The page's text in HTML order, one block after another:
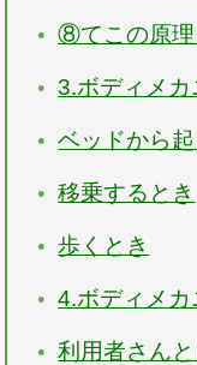
⑧てこの原理
3.ボディメ
ベッドから
移乗するとき
歩くとき
4.ボディメ
利用者さん